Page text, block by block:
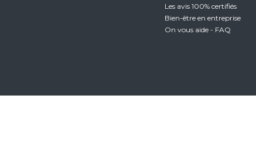
Les avis 100% certifiés
Bien-être en entreprise
On vous aide - FAQ